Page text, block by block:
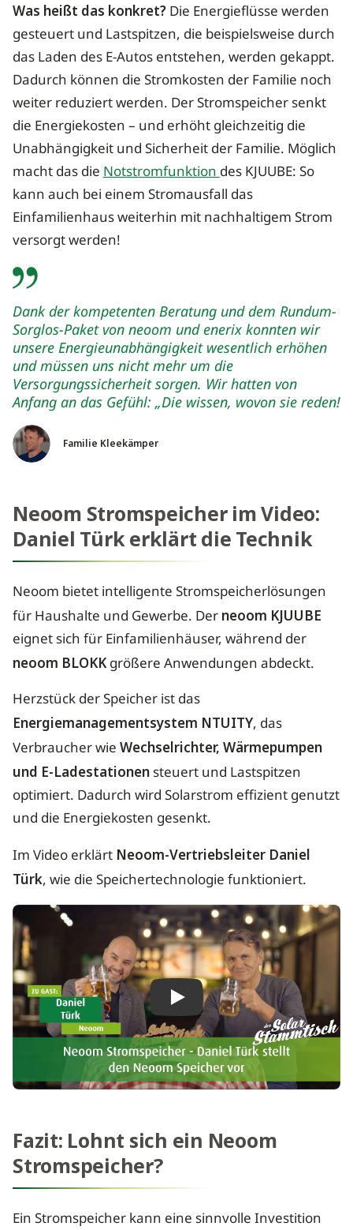
Was heißt das konkret? Die Energieflüsse werden
gesteuert und Lastspitzen, die beispielsweise durch
das Laden des E-Autos entstehen, werden gekappt.
Dadurch können die Stromkosten der Familie noch
weiter reduziert werden. Der Stromspeicher senkt
die Energiekosten – und erhöht gleichzeitig die
Unabhängigkeit und Sicherheit der Familie. Möglich
macht das dieNotstromfunktiondes KJUUBE: So
kann auch bei einem Stromausfall das
Einfamilienhaus weiterhin mit nachhaltigem Strom
versorgt werden!
Dank der kompetenten Beratung und dem Rundum-
Sorglos-Paket von neoom und enerix konnten wir
unsere Energieunabhängigkeit wesentlich erhöhen
und müssen uns nicht mehr um die
Versorgungssicherheit sorgen. Wir hatten von
Anfang an das Gefühl: „Die wissen, wovon sie reden!
Familie Kleekämper
Neoom Stromspeicher im Video:
Daniel Türk erklärt die Technik
Neoom bietet intelligente Stromspeicherlösungen
für Haushalte und Gewerbe. Der neoom KJUUBE
eignet sich für Einfamilienhäuser, während der
neoom BLOKKgrößere Anwendungen abdeckt.
Herzstück der Speicher ist das
Energiemanagementsystem NTUITY, das
Verbraucher wie Wechselrichter, Wärmepumpen
und E-Ladestationen steuert und Lastspitzen
optimiert. Dadurch wird Solarstrom effizient genutzt
und die Energiekosten gesenkt.
Im Video erklärt Neoom-Vertriebsleiter Daniel
Türk, wie die Speichertechnologie funktioniert.
Play
Fazit: Lohnt sich ein Neoom
Stromspeicher?
Ein Stromspeicher kann eine sinnvolle Investition